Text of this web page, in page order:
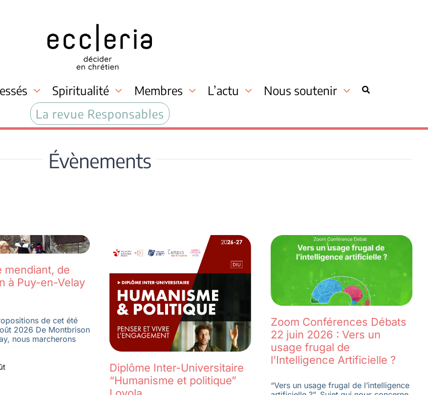
Spiritualité Membres L’actu
Nous soutenir
La revue Responsables
Évènements
mendiant, de
à Puy-en-Velay
de cet été
2026 De Montbrison
nous marcherons
Diplôme Inter-Universitaire
“Humanisme et politique”
Zoom Conférences Débats
22 juin 2026 : Vers un
usage frugal de
l’Intelligence Artificielle ?
“Vers un usage frugal de l’intelligence